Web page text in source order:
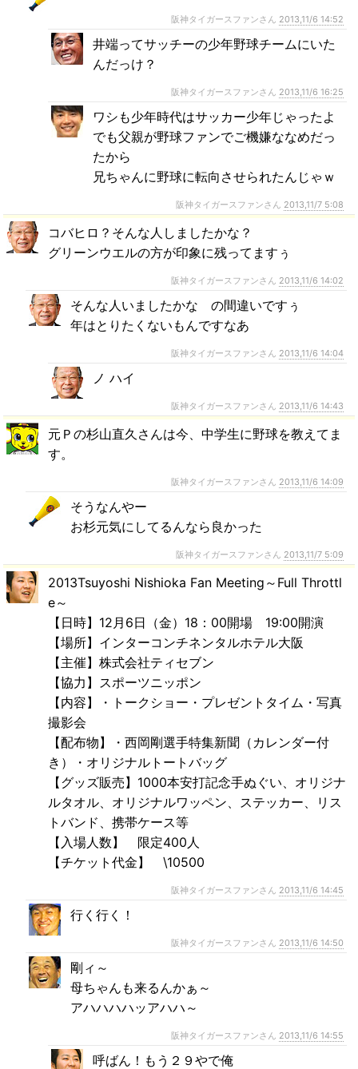
阪神タイガースファンさん 2013,11/6 14:52
井端ってサッチーの少年野球チームにいた
んだっけ？
阪神タイガースファンさん 2013,11/6 16:25
ワシも少年時代はサッカー少年じゃったよ
でも父親が野球ファンでご機嫌ななめだっ
たから
兄ちゃんに野球に転向させられたんじゃｗ
阪神タイガースファンさん 2013,11/7 5:08
コバヒロ？そんな人しましたかな？
グリーンウエルの方が印象に残ってますぅ
阪神タイガースファンさん 2013,11/6 14:02
そんな人いましたかな の間違いですぅ
年はとりたくないもんですなあ
阪神タイガースファンさん 2013,11/6 14:04
ノ ハイ
阪神タイガースファンさん 2013,11/6 14:43
元Ｐの杉山直久さんは今、中学生に野球を教えてま
す。
阪神タイガースファンさん 2013,11/6 14:09
そうなんやー
お杉元気にしてるんなら良かった
阪神タイガースファンさん 2013,11/7 5:09
2013Tsuyoshi Nishioka Fan Meeting～Full Throttl
e～
【日時】12月6日（金）18：00開場 19:00開演
【場所】インターコンチネンタルホテル大阪
【主催】株式会社ティセブン
【協力】スポーツニッポン
【内容】・トークショー・プレゼントタイム・写真
撮影会
【配布物】・西岡剛選手特集新聞（カレンダー付
き）・オリジナルトートバッグ
【グッズ販売】1000本安打記念手ぬぐい、オリジナ
ルタオル、オリジナルワッペン、ステッカー、リス
トバンド、携帯ケース等
【入場人数】 限定400人
【チケット代金】 \10500
阪神タイガースファンさん 2013,11/6 14:45
行く行く！
阪神タイガースファンさん 2013,11/6 14:50
剛ィ～
母ちゃんも来るんかぁ～
アハハハハッアハハ～
阪神タイガースファンさん 2013,11/6 14:55
呼ばん！もう２９やで俺